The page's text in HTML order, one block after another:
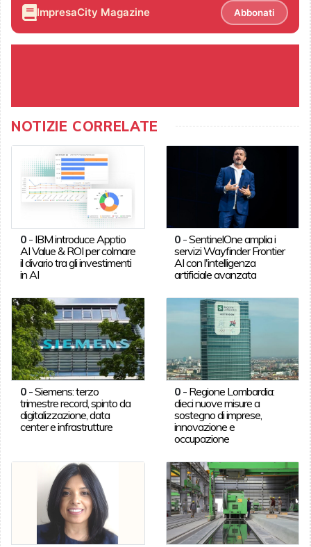
ImpresaCity Magazine Abbonati
NOTIZIE CORRELATE
0- IBM introduce Apptio
AI Value & ROI per colmare
il divario tra gli investimenti
in AI
0 -SentinelOne amplia i
servizi Wayfinder Frontier
AI con l'intelligenza
artificiale avanzata
0-Siemens: terzo
trimestre record, spinto da
digitalizzazione, data
center e infrastrutture
0 - Regione Lombardia:
dieci nuove misure a
sostegno di imprese,
innovazione e
occupazione